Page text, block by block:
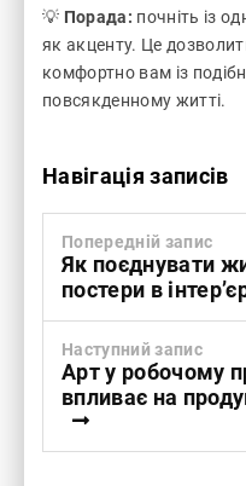
💡 Порада: почніть із
як акценту. Це
комфортно вам із
повсякденному житті.
Навігація записів
Попередній запис
Як поєднувати
постери в
Наступний запис
Арт у робочому
впливає на